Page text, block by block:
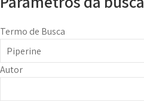
Termo de Busca
Autor